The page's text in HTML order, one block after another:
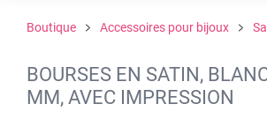
Boutique Accessoires pour bijoux
BOURSES EN SATIN,
MM, AVEC IMPRESSION